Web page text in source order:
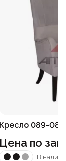
Кресло 089-082
Цена по
В